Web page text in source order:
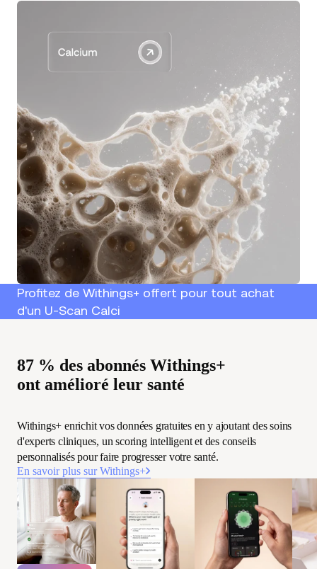
Profitez de Withings+ offert pour tout achat
d'un U-Scan Calci
87 % des abonnés Withings+
ont amélioré leur santé
Withings+ enrichit vos données gratuites en y ajoutant des soins
d'experts cliniques, un scoring intelligent et des conseils
personnalisés pour faire progresser votre santé.
En savoir plus sur Withings+